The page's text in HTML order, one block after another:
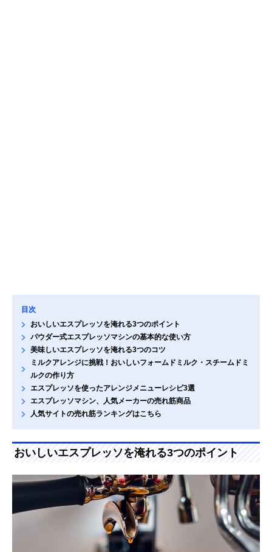
目次
おいしいエスプレッソを淹れる3つのポイント
パウダー式エスプレッソマシンの基本的な使い方
美味しいエスプレッソを淹れる3つのコツ
ミルクアレンジに挑戦！おいしいフォームドミルク・スチームドミ
ルクの作り方
エスプレッソを使ったアレンジメニューレシピ3選
エスプレッソマシン、人気メーカーの売れ筋商品
人気サイトの売れ筋ランキングはこちら
おいしいエスプレッソを淹れる3つのポイント